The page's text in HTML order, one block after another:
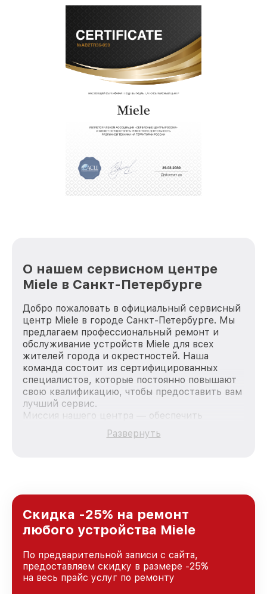
О нашем сервисном центре
Miele в Санкт-Петербурге
Добро пожаловать в официальный сервисный
центр Miele в городе Санкт-Петербурге. Мы
предлагаем профессиональный ремонт и
обслуживание устройств Miele для всех
жителей города и окрестностей. Наша
команда состоит из сертифицированных
специалистов, которые постоянно повышают
свою квалификацию, чтобы предоставить вам
лучший сервис.
Миссия нашего центра — обеспечить
качественный и доступный ремонт для
каждого пользователя продукции Miele, вне
Санкт-Петербурге, постоянно повышая
уровень доверия и лояльности наших
клиентов.
Развернуть
Скидка -25% на ремонт
любого устройства Miele
По предварительной записи с сайта,
предоставляем скидку в размере -25%
на весь прайс услуг по ремонту